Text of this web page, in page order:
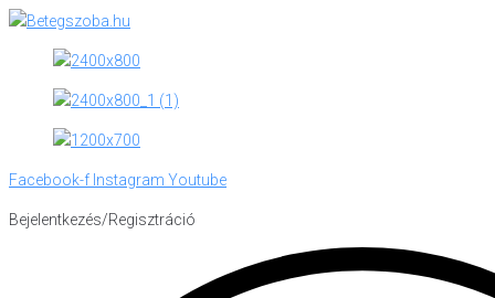
Skip
content
Facebook-f Instagram Youtube
Bejelentkezés/Regisztráció